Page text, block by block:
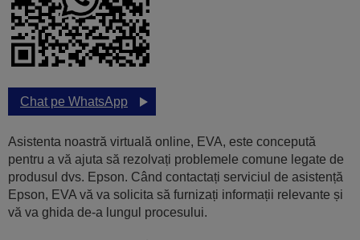
Chat pe WhatsApp
Asistenta noastră virtuală online, EVA, este concepută
pentru a vă ajuta să rezolvați problemele comune legate de
produsul dvs. Epson. Când contactați serviciul de asistență
Epson, EVA vă va solicita să furnizați informații relevante și
vă va ghida de-a lungul procesului.